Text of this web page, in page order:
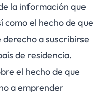
la información que
como el hecho de que
a suscribirse
de residencia.
el hecho de que
a emprender